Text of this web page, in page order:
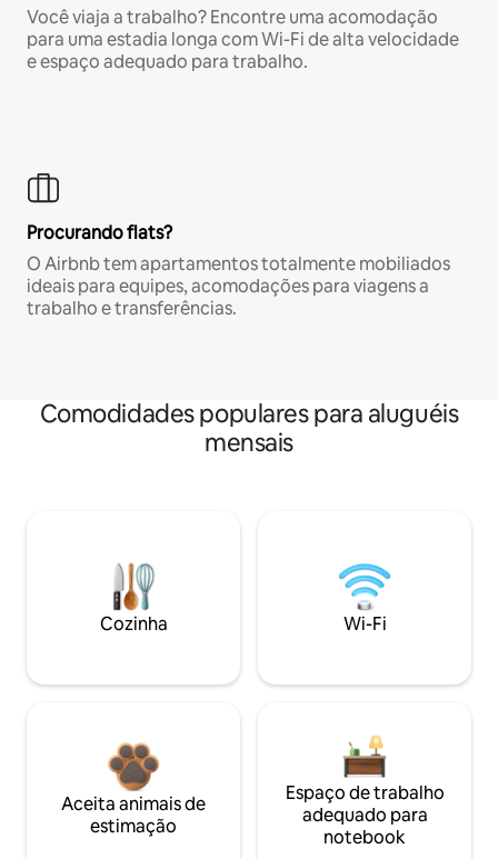
Você viaja a trabalho? Encontre uma acomodação
para uma estadia longa com Wi-Fi de alta velocidade
e espaço adequado para trabalho.
Procurando flats?
O Airbnb tem apartamentos totalmente mobiliados
ideais para equipes, acomodações para viagens a
trabalho e transferências.
Comodidades populares para aluguéis
mensais
Cozinha Wi-Fi
Aceita animais de
estimação
Espaço de trabalho
adequado para
notebook